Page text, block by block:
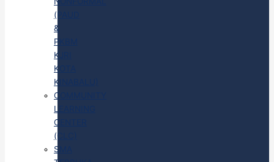
(PAUD
&
PKBM
KJRI
KOTA
KINABALU)
COMMUNITY
LEARNING
CENTER
(CLC)
SMA